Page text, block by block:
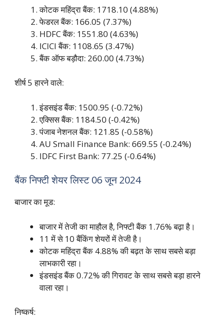
कोटक महिंद्रा बैंक: 1718.10 (4.88%)
फेडरल बैंक: 166.05 (7.37%)
HDFC बैंक: 1551.80 (4.63%)
ICICI बैंक: 1108.65 (3.47%)
बैंक ऑफ बड़ौदा: 260.00 (4.73%)
शीर्ष 5 हारने वाले:
इंडसइंड बैंक: 1500.95 (-0.72%)
एक्सिस बैंक: 1184.50 (-0.42%)
पंजाब नेशनल बैंक: 121.85 (-0.58%)
AU Small Finance Bank: 669.55 (-0.24%)
IDFC First Bank: 77.25 (-0.64%)
बैंक निफ्टी शेयर लिस्ट 06 जून 2024
बाजार का मूड:
बाजार में तेजी का माहौल है, निफ्टी बैंक 1.76% बढ़ा है।
11 में से 10 बैंकिंग शेयरों में तेजी है।
कोटक महिंद्रा बैंक 4.88% की बढ़त के साथ सबसे बड़ा
लाभकारी रहा।
इंडसइंड बैंक 0.72% की गिरावट के साथ सबसे बड़ा हारने
वाला रहा।
निष्कर्ष: